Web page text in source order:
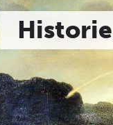
Historie